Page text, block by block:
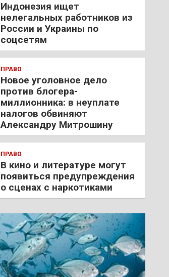
Индонезия ищет
нелегальных работников из
России и Украины по
соцсетям
ПРАВО
Новое уголовное дело
против блогера-
миллионника: в неуплате
налогов обвиняют
Александру Митрошину
ПРАВО
В кино и литературе могут
появиться предупреждения
о сценах с наркотиками